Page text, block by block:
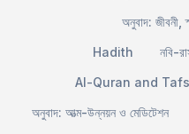
অনুবাদ: জীবনী,
Hadith
নবি-
Al-Quran and
অনুবাদ: আত্ম-উন্নয়ন ও মেডিটেশন